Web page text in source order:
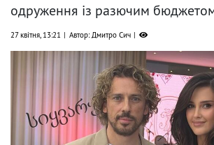
одруження із разючим
27 квітня, 13:21 Автор: Дмитро Сич